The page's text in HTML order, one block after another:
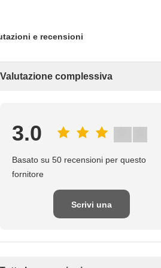
e recensioni
Valutazione complessiva
3.0
Basato su 50 recensioni per questo
fornitore
Scrivi una